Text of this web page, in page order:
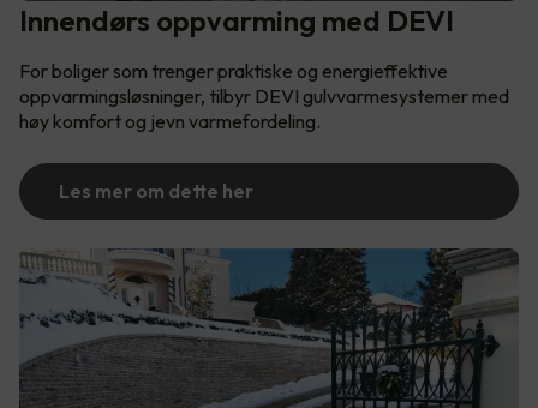
Innendørs oppvarming med DEVI
For boliger som trenger praktiske og energieffektive
oppvarmingsløsninger, tilbyr DEVI gulvvarmesystemer med
høy komfort og jevn varmefordeling.
Les mer om dette her